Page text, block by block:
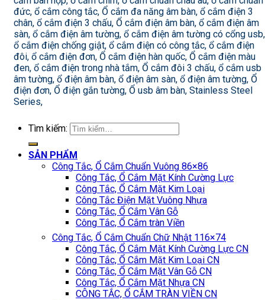
đức, ổ cắm công tắc, Ổ cắm đa năng âm bàn, ổ cắm điện 3
chân, ổ cắm điện 3 chấu, Ổ cắm điện âm bàn, ổ cắm điện âm
sàn, ổ cắm điện âm tường, ổ cắm điện âm tường có cổng usb,
ổ cắm điện chống giật, ổ cắm điện có công tắc, ổ cắm điện
đôi, ổ cắm điện đơn, Ổ cắm điện hàn quốc, Ổ cắm điện màu
đen, ổ cắm điện trong nhà tắm, Ổ cắm đôi 3 chấu, ổ cắm usb
âm tường, ổ điện âm bàn, ổ điện âm sàn, ổ điện âm tường, Ổ
điện đơn, Ổ điện gắn tường, Ổ usb âm bàn, Stainless Steel
Series,
Tìm kiếm:
SẢN PHẨM
Công Tắc, Ổ Cắm Chuẩn Vuông 86×86
Công Tắc, Ổ Cắm Mặt Kính Cường Lực
Công Tắc, Ổ Cắm Mặt Kim Loại
Công Tắc Điện Mặt Vuông Nhựa
Công Tắc, Ổ Cắm Vân Gỗ
Công Tắc, Ổ Cắm tràn Viền
Công Tắc, Ổ Cắm Chuẩn Chữ Nhật 116×74
Công Tắc, Ổ Cắm Mặt Kính Cường Lực CN
Công Tắc, Ổ Cắm Mặt Kim Loại CN
Công Tắc, Ổ Cắm Mặt Vân Gỗ CN
Công Tắc, Ổ Cắm Mặt Nhựa CN
CÔNG TẮC, Ổ CẮM TRÀN VIỀN CN